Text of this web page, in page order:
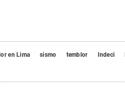
en Lima sismo temblor Indeci